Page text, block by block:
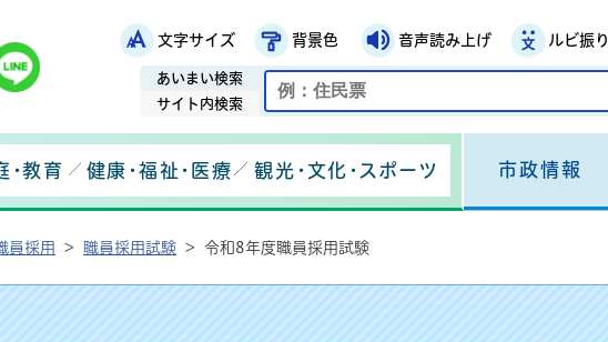
田市役所ホームページ文字サイズ 背景色 音声読み上げ ルビ振り
あいまい検索
サイト内検索
ジン
鉾田市公式Instagram
鉾田市公式Facebook
鉾田市公式LINE
・教育 健康・福祉・医療 観光・文化・スポーツ 市政情報
員採用 > 職員採用試験 > 令和8年度職員採用試験